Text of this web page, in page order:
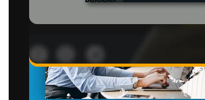
Copyright © 2010-2026Freepik Company S.L.U.